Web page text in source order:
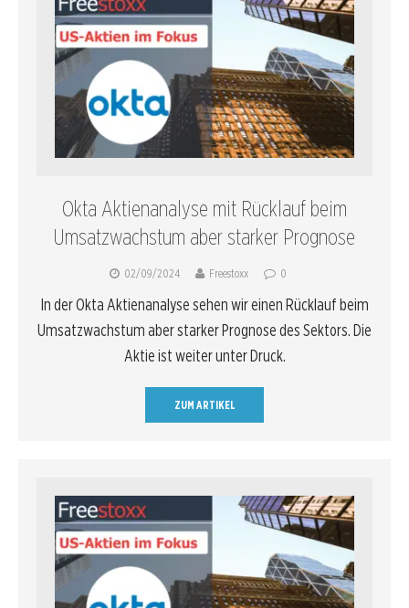
Okta Aktienanalyse mit Rücklauf beim
Umsatzwachstum aber starker Prognose
02/09/2024 Freestoxx 0
In der Okta Aktienanalyse sehen wir einen Rücklauf beim
Umsatzwachstum aber starker Prognose des Sektors. Die
Aktie ist weiter unter Druck.
ZUM ARTIKEL